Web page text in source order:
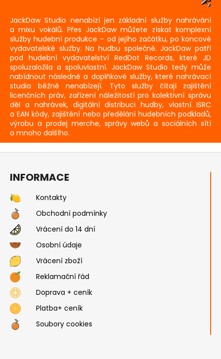
JackDaw Studio nenabízí jen základní služby nahrávání
a mixu vokálů. Přes JackDaw můžete získat komplexní
služby hudební produkce – od jejího začátku, po koncové
vydavatelské služby. Na hudbu společně. JackDaw patří
pod hudební vydavatelství RedDot Records, které JD
spoluzaložila a spoluvlastní. JackDaw Studio tedy může
nabídnout následné a doplňkové služby, které nahrávací
studia běžně nenabízejí. Tyto služby čítají zajištění
licenčních práv, zařízení náležitostí pro kolektivní správu
děl a nahrávek, digitální distribuci hudby, vlastní ISRC
a EAN kódy, zajištění nebo předělání hudebních podkladů,
výrobu a prodej merche, správy webů a sociálních sítí
a mnoho dalšího.
INFORMACE
Kontakty
Obchodní podmínky
Vrácení do 14 dní
Osobní údaje
Vrácení zboží
Reklamační řád
Doprava + ceník
Platba+ ceník
Soubory cookies